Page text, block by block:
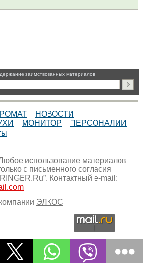
заимствованных материалов
НОВОСТИ
МОНИТОР
ПЕРСОНАЛИИ
использование материалов
с письменного согласия
Контактный e-mail:
ЭЛКОС